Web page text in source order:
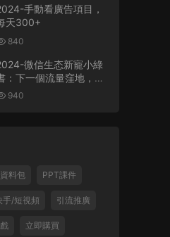
手動看廣告項目，
天300+
840
微信生态新寵小綠
：下一個流量窪地，粉
質量超高，日引
940
料包 PPT課件
手/短視頻 引流推廣
立即購買